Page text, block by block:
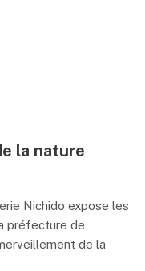
la nature
Nichido expose les
préfecture de
de la